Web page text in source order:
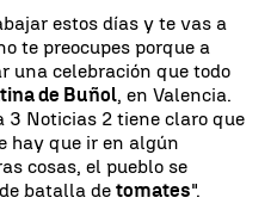
estos días y te vas a
te preocupes porque a
una celebración que todo
de Buñol, en Valencia.
3 Noticias 2 tiene claro que
hay que ir en algún
cosas, el pueblo se
batalla de tomates".